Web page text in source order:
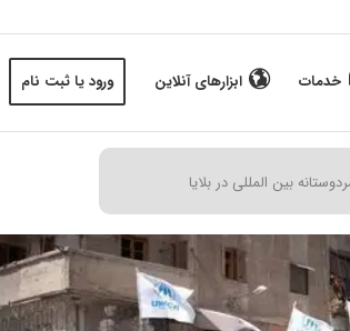
خدمات ابزارهای آنلاین ورود یا ثبت نام
بین المللی در بلایا